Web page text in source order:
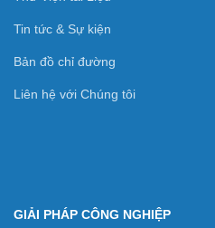
Tin tức & Sự kiện
Bản đồ chỉ đường
Liên hệ với Chúng tôi
GIẢI PHÁP CÔNG NGHIỆP